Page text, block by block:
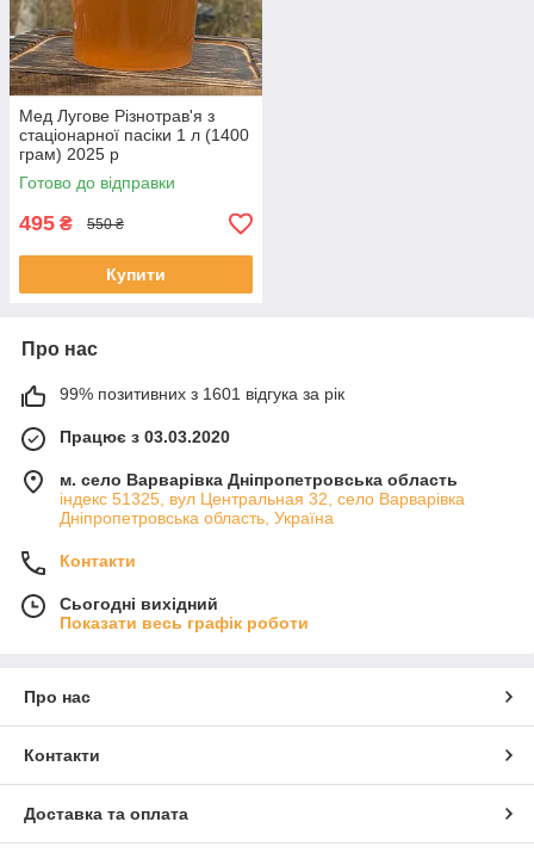
Мед Лугове Різнотрав'я з
стаціонарної пасіки 1 л (1400
грам) 2025 р
Готово до відправки
495 ₴ 550 ₴
Купити
Про нас
99% позитивних з 1601 відгука за рік
Працює з 03.03.2020
м. село Варварівка Дніпропетровська область
індекс 51325, вул Центральная 32, село Варварівка
Дніпропетровська область, Україна
Контакти
Сьогодні вихідний
Показати весь графік роботи
Про нас
Контакти
Доставка та оплата